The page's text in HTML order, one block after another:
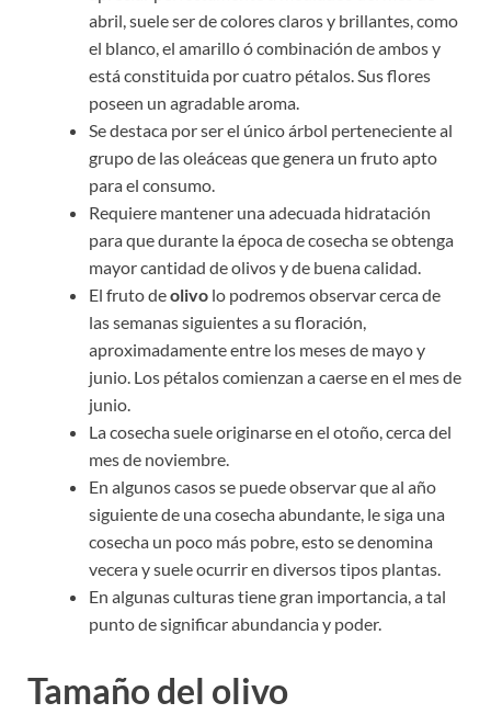
abril, suele ser de colores claros y brillantes, como
el blanco, el amarillo ó combinación de ambos y
está constituida por cuatro pétalos. Sus flores
poseen un agradable aroma.
Se destaca por ser el único árbol perteneciente al
grupo de las oleáceas que genera un fruto apto
para el consumo.
Requiere mantener una adecuada hidratación
para que durante la época de cosecha se obtenga
mayor cantidad de olivos y de buena calidad.
El fruto deolivo lo podremos observar cerca de
las semanas siguientes a su floración,
aproximadamente entre los meses de mayo y
junio. Los pétalos comienzan a caerse en el mes de
junio.
La cosecha suele originarse en el otoño, cerca del
mes de noviembre.
En algunos casos se puede observar que al año
siguiente de una cosecha abundante, le siga una
cosecha un poco más pobre, esto se denomina
vecera y suele ocurrir en diversos tipos plantas.
En algunas culturas tiene gran importancia, a tal
punto de significar abundancia y poder.
Tamaño del olivo